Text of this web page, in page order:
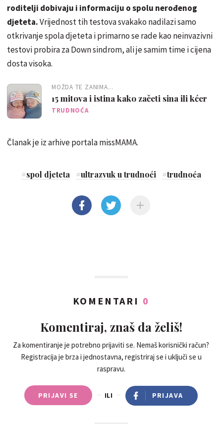
roditelji dobivaju i informaciju o spolu nerođenog
djeteta.Vrijednost tih testova svakako nadilazi samo
otkrivanje spola djeteta i primarno se rade kao neinvazivni
testovi probira za Down sindrom, ali je samim time i cijena
dosta visoka.
MOŽDA TE ZANIMA...
15 mitova i istina kako začeti sina ili kćer
TRUDNOĆA
Članak je iz arhive portala missMAMA.
#spol djeteta #ultrazvuk u trudnoći #trudnoća
KOMENTARI 0
Komentiraj, znaš da želiš!
Za komentiranje je potrebno prijaviti se. Nemaš korisnički račun?
Registracija je brza i jednostavna, registriraj se i uključi se u
raspravu.
PRIJAVI SE ILI PRIJAVA